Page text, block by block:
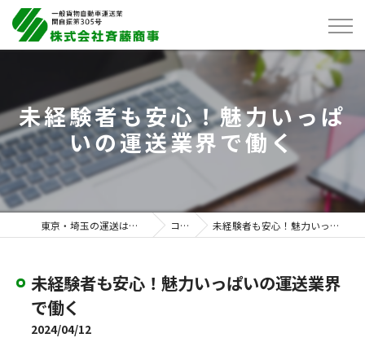
未経験者も安心！魅力いっぱ
いの運送業界で働く
東京・埼玉の運送は株式会社斉藤商事 コラム 未経験者も安心！魅力いっぱいの運送業界で働く
未経験者も安心！魅力いっぱいの運送業界
で働く
2024/04/12